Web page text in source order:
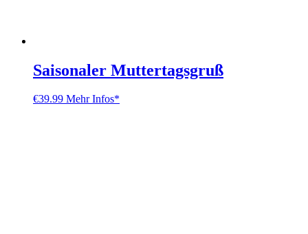
Saisonaler Muttertagsgruß
€39.99 Mehr Infos*